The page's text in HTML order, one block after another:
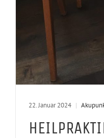
22. Januar 2024 |